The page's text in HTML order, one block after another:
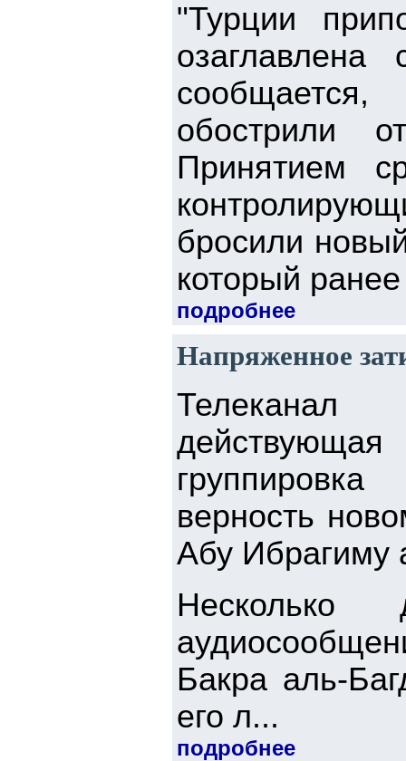
"Турции
озаглавлена
обострили
Принятием
бросили
который
подробнее
Напряженное
верность
Абу
Бакра аль-
его л...
подробнее